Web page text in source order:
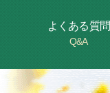
よくある質問
Q&A